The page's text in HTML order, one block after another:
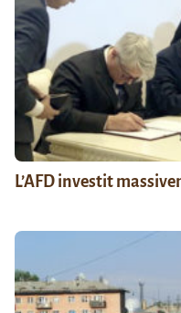
L’AFD investit